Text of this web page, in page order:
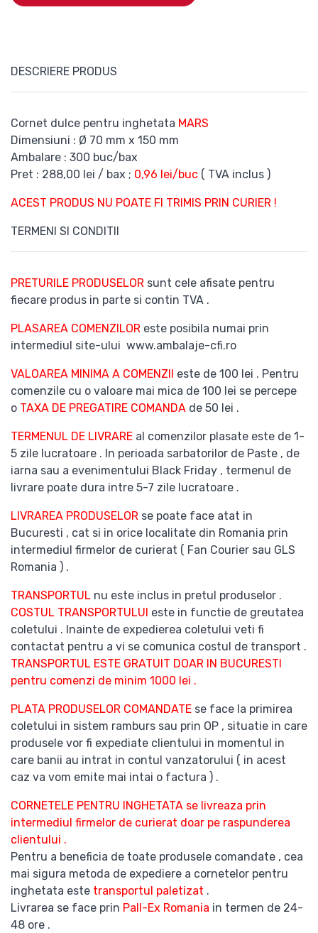
DESCRIERE PRODUS
Cornet dulce pentru inghetata MARS
Dimensiuni : Ø 70 mm x 150 mm
Ambalare : 300 buc/bax
Pret : 288,00 lei / bax ; 0,96 lei/buc ( TVA inclus )
ACEST PRODUS NU POATE FI TRIMIS PRIN CURIER !
TERMENI SI CONDITII
PRETURILE PRODUSELOR sunt cele afisate pentru
fiecare produs in parte si contin TVA .
PLASAREA COMENZILOR este posibila numai prin
intermediul site-ului www.ambalaje-cfi.ro
VALOAREA MINIMA A COMENZII este de 100 lei . Pentru
comenzile cu o valoare mai mica de 100 lei se percepe
o TAXA DE PREGATIRE COMANDA de 50 lei .
TERMENUL DE LIVRARE al comenzilor plasate este de 1-
5 zile lucratoare . In perioada sarbatorilor de Paste , de
iarna sau a evenimentului Black Friday , termenul de
livrare poate dura intre 5-7 zile lucratoare .
LIVRAREA PRODUSELOR se poate face atat in
Bucuresti , cat si in orice localitate din Romania prin
intermediul firmelor de curierat ( Fan Courier sau GLS
Romania ) .
TRANSPORTUL nu este inclus in pretul produselor .
COSTUL TRANSPORTULUI este in functie de greutatea
coletului . Inainte de expedierea coletului veti fi
contactat pentru a vi se comunica costul de transport .
TRANSPORTUL ESTE GRATUIT DOAR IN BUCURESTI
pentru comenzi de minim 1000 lei .
PLATA PRODUSELOR COMANDATE se face la primirea
coletului in sistem ramburs sau prin OP , situatie in care
produsele vor fi expediate clientului in momentul in
care banii au intrat in contul vanzatorului ( in acest
caz va vom emite mai intai o factura ) .
CORNETELE PENTRU INGHETATA se livreaza prin
intermediul firmelor de curierat doar pe raspunderea
clientului .
Pentru a beneficia de toate produsele comandate , cea
mai sigura metoda de expediere a cornetelor pentru
inghetata este transportul paletizat .
Livrarea se face prin Pall-Ex Romania in termen de 24-
48 ore .